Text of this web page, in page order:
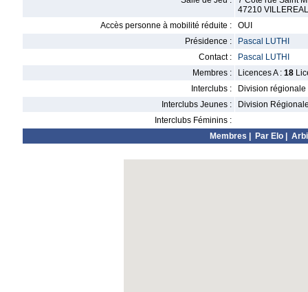
47210 VILLEREAL
Accès personne à mobilité réduite :
OUI
Présidence :
Pascal LUTHI
Contact :
Pascal LUTHI
Membres :
Licences A : 18
Interclubs :
Division régionale
Interclubs Jeunes :
Division
Interclubs Féminins :
Membres
Par Elo